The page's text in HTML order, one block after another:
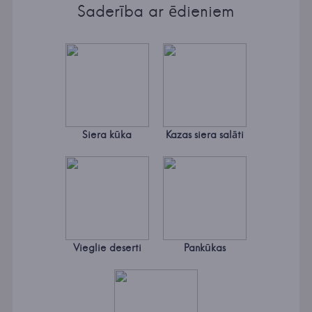
Saderība ar ēdieniem
Siera kūka Kazas siera salāti
Vieglie deserti Pankūkas